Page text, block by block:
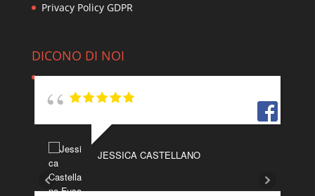
Privacy Policy GDPR
DICONO DI NOI
JESSICA CASTELLANO